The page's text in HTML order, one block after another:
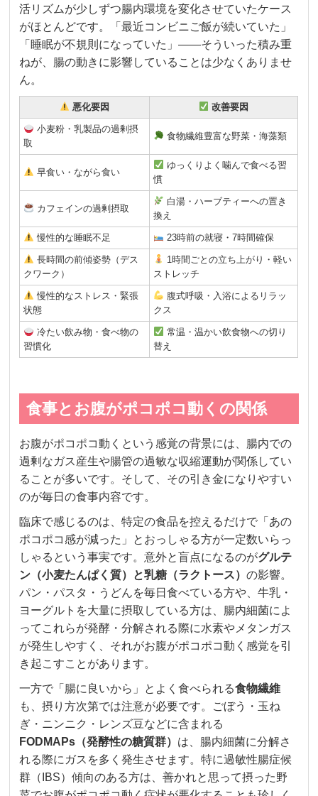
活リズムが少しずつ腸内環境を変化させていたケース
がほとんどです。「最近コンビニご飯が続いていた」
「睡眠が不規則になっていた」——そういった積み重
ねが、腸の動きに影響していることは少なくありませ
ん。
悪化要因 改善要因
小麦粉・乳製品の過剰摂
取
食物繊維豊富な野菜・海藻類
早食い・ながら食い
ゆっくりよく噛んで食べる習
慣
カフェインの過剰摂取
白湯・ハーブティーへの置き
換え
慢性的な睡眠不足 23時前の就寝・7時間確保
長時間の前傾姿勢（デス
クワーク）
1時間ごとの立ち上がり・軽い
ストレッチ
慢性的なストレス・緊張
状態
腹式呼吸・入浴によるリラッ
クス
冷たい飲み物・食べ物の
習慣化
常温・温かい飲食物への切り
替え
食事とお腹がポコポコ動くの関係
お腹がポコポコ動くという感覚の背景には、腸内での
過剰なガス産生や腸管の過敏な収縮運動が関係してい
ることが多いです。そして、その引き金になりやすい
のが毎日の食事内容です。
臨床で感じるのは、特定の食品を控えるだけで「あの
ポコポコ感が減った」とおっしゃる方が一定数いらっ
しゃるという事実です。意外と盲点になるのがグルテ
ン（小麦たんぱく質）と乳糖（ラクトース）の影響。
パン・パスタ・うどんを毎日食べている方や、牛乳・
ヨーグルトを大量に摂取している方は、腸内細菌によ
ってこれらが発酵・分解される際に水素やメタンガス
が発生しやすく、それがお腹がポコポコ動く感覚を引
き起こすことがあります。
一方で「腸に良いから」とよく食べられる食物繊維
も、摂り方次第では注意が必要です。ごぼう・玉ね
ぎ・ニンニク・レンズ豆などに含まれる
FODMAPs（発酵性の糖質群） は、腸内細菌に分解さ
れる際にガスを多く発生させます。特に過敏性腸症候
群（IBS）傾向のある方は、善かれと思って摂った野